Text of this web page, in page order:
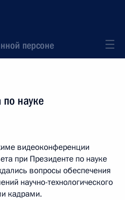
персоне
по науке
видеоконференции
при Президенте по науке
вопросы обеспечения
научно-технологического
кадрами.